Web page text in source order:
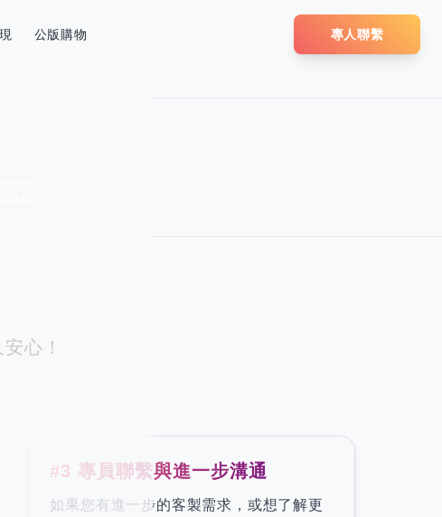
公版購物 專人聯繫
心！
#3 專員聯繫與進一步溝通
如果您有進一步的客製需求，或想了解更